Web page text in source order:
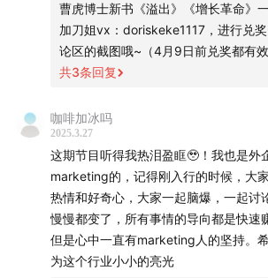
中国企业的“底裤思维”：当一个人
候，看什么都像钉子
上？品牌要学会讲全球普适的价值观
OPPO 的叙事：与其说产品功能，
万人体育场中第一个拍下爱豆照片的人”
叙事 vs 广告：不打卖点、功能，
体场景和时刻
曹虎博士新书《溢出》《增长革命》
加刀姐vx：doriskeke1117，进行兑
论区的截图哦~（4月9日前兑奖都有效
共3条回复
咖啡加冰吗
2025.3.27
这期节目听得我热泪盈眶🥹！我也是外
marketing的，记得刚入行的时候，大
热情和好奇心，大家一起脑爆，一起讨
慢慢都变了，所有事情的导向都是快速
但是心中一直有marketing人的坚持。
为这个行业小小的亮光